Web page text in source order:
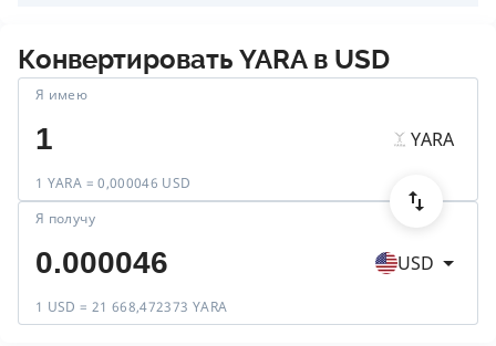
Конвертировать YARAв USD
Я имею
1 YARA = 0,000046 USD
YARA
Я получу
1 USD = 21 668,472373 YARA
USD